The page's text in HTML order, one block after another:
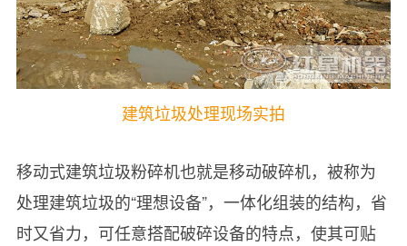
建筑垃圾处理现场实拍
移动式建筑垃圾粉碎机也就是移动破碎机，被称为
处理建筑垃圾的“理想设备”，一体化组装的结构，省
时又省力，可任意搭配破碎设备的特点，使其可贴